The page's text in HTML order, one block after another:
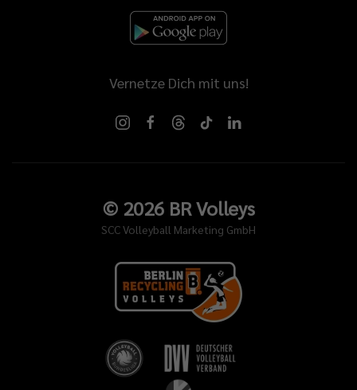
Vernetze Dich mit uns!
© 2026BR Volleys
SCC Volleyball Marketing GmbH